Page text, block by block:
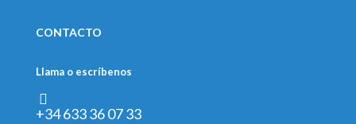
CONTACTO
Llama o escríbenos
+34 633 36 07 33